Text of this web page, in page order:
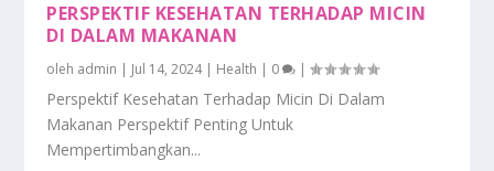
PERSPEKTIF KESEHATAN TERHADAP MICIN
DI DALAM MAKANAN
oleh admin | Jul 14, 2024| Health | 0 |
Perspektif Kesehatan Terhadap Micin Di Dalam
Makanan Perspektif Penting Untuk
Mempertimbangkan...